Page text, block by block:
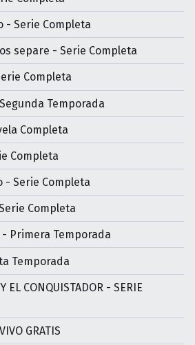
- Serie Completa
separe - Serie Completa
Completa
Temporada
Completa
Completa
- Serie Completa
Completa
- Primera Temporada
Temporada
EL CONQUISTADOR - SERIE
GRATIS